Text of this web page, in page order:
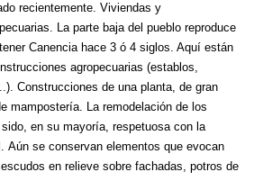
recientemente. Viviendas y
La parte baja del pueblo reproduce
Canencia hace 3 ó 4 siglos. Aquí están
agropecuarias (establos,
Construcciones de una planta, de gran
mampostería. La remodelación de los
en su mayoría, respetuosa con la
Aún se conservan elementos que evocan
en relieve sobre fachadas, potros de